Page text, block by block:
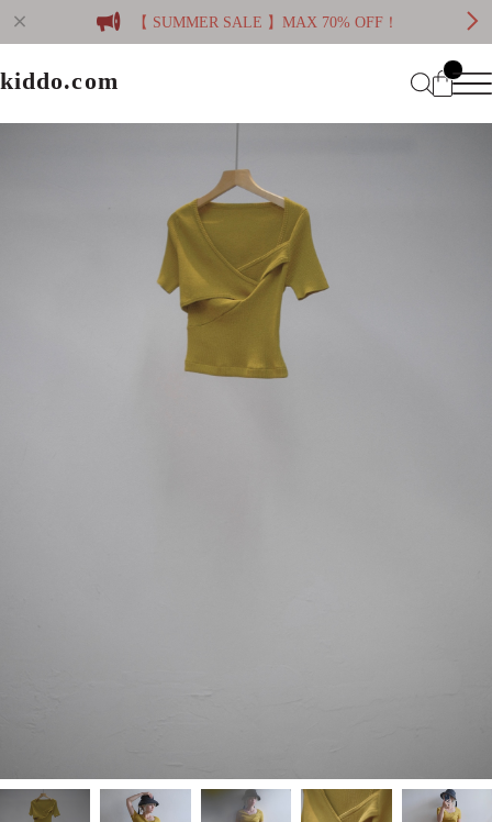
【 SUMMER SALE 】MAX 70% OFF！
kiddo.com
kiddo.com
CATEGORY
Membership
Information